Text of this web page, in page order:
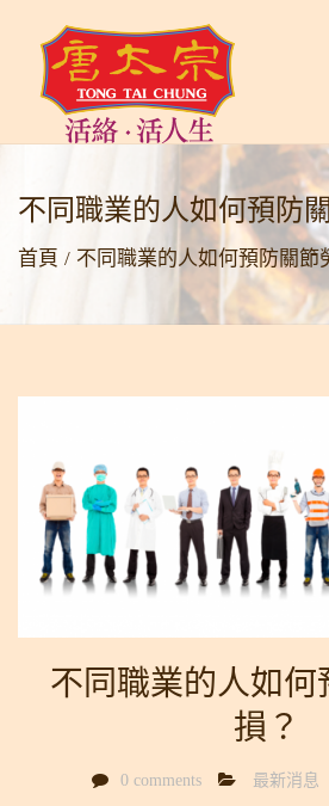
不同職業的人如何預防
首頁 不同職業的人如何預防關節
不同職業的人如何
損？
0 comments 最新消息